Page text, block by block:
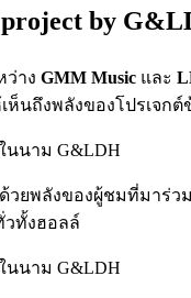
by
ว่าง GMM Music และ
ถึงพลังของโปรเจกต์
วยพลังของผู้ชมที่มาร่
วทั้งฮอลล์